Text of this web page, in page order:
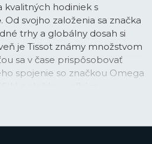
kvalitných hodiniek s
. Od svojho založenia sa značka
trhy a globálny dosah si
je Tissot známy množstvom
sa v čase prispôsobovať
spojenie so značkou Omega
neskôr sformované